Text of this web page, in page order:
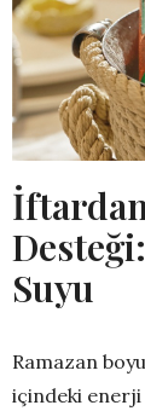
Suyu
Ramazan
içindeki